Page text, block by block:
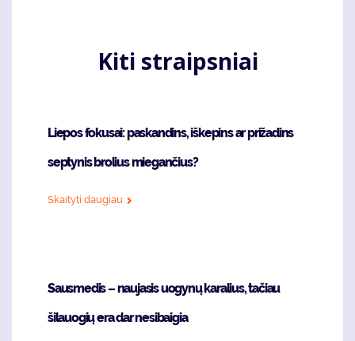
Kiti straipsniai
Liepos fokusai: paskandins, iškepins ar prižadins
septynis brolius miegančius?
Skaityti daugiau
Sausmedis – naujasis uogynų karalius, tačiau
šilauogių era dar nesibaigia